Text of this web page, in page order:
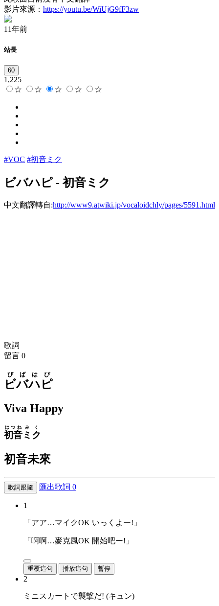
影片來源： https://youtu.be/WiUjG9fF3zw
11年前
站長
60
1,225
☆
☆ ☆ ☆ ☆
#VOC #初音ミク
ビバハピ - 初音ミク
中文翻譯轉自:http://www9.atwiki.jp/vocaloidchly/pages/5591.html
歌詞
留言 0
ビバ
びば
ハピ
はぴ
Viva Happy
初音
はつね
ミク
みく
初音未來
歌詞跟隨 匯出歌詞 0
1
「アア…マイクOK いっくよー!」
「啊啊…麥克風OK 開始吧ー!」
重覆這句 播放這句 暫停
2
ミニスカートで襲撃だ! (キュン)